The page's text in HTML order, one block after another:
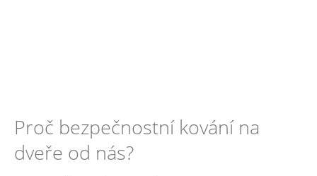
Proč bezpečnostní kování na
dveře od nás?